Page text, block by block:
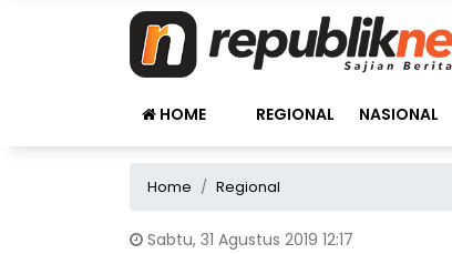
HOME REGIONAL NASIONAL
Home Regional
Sabtu, 31 Agustus 2019 12:17